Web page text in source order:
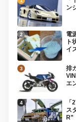
ン
電
ト
イ
排
エ
ス
R”